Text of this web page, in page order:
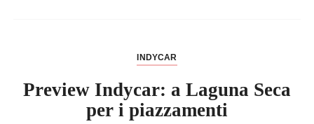
INDYCAR
Preview Indycar: a Laguna Seca
per i piazzamenti